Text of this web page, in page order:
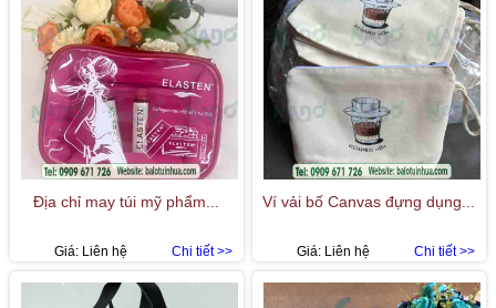
Địa chỉ may túi mỹ phẩm...
Chi tiết >>
Giá: Liên hệ
Ví vải bố Canvas đựng dụng...
Chi tiết >>
Giá: Liên hệ